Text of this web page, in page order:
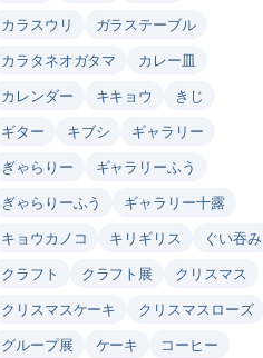
カラスウリ
ガラステーブル
カラタネオガタマ
カレー皿
カレンダー
キキョウ
きじ
ギター
キブシ
ギャラリー
ぎゃらりー
ギャラリーふう
ぎゃらりーふう
ギャラリー十露
キョウカノコ
キリギリス
ぐい吞み
クラフト
クラフト展
クリスマス
クリスマスケーキ
クリスマスローズ
グループ展
ケーキ
コーヒー